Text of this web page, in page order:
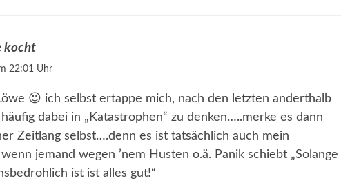
kocht
22:01 Uhr
😉 ich selbst ertappe mich, nach den letzten anderthalb
dabei in „Katastrophen“ zu denken…..merke es dann
Zeitlang selbst….denn es ist tatsächlich auch mein
jemand wegen ’nem Husten o.ä. Panik schiebt „Solange
ist ist alles gut!“